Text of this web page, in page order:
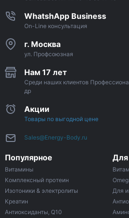
WhatshApp Business
On-Line консультация
г. Москва
ул. Профсоюзная
Нам 17 лет
Среди наших клиентов
др
Акции
Товары по выгодной цене
Sales@Energy-Body.ru
Популярное
Витамины
Комплексный протеин
Изотоники & электролиты
Креатин
Антиоксиданты, Q10
Для
Для